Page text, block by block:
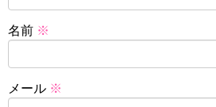
名前 ※
メール ※